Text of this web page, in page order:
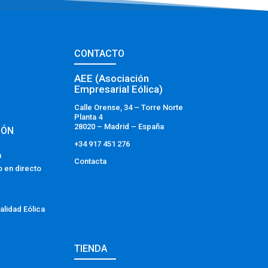
en directo
Eólica
CONTACTO
AEE (Asociación
Empresarial Eólica)
Calle Orense, 34 – Torre Norte
Planta 4
28020 – Madrid – España
+34 917 451 276
Contacta
TIENDA